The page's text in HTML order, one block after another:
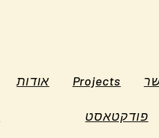
אודות Projects
פודקטאסט